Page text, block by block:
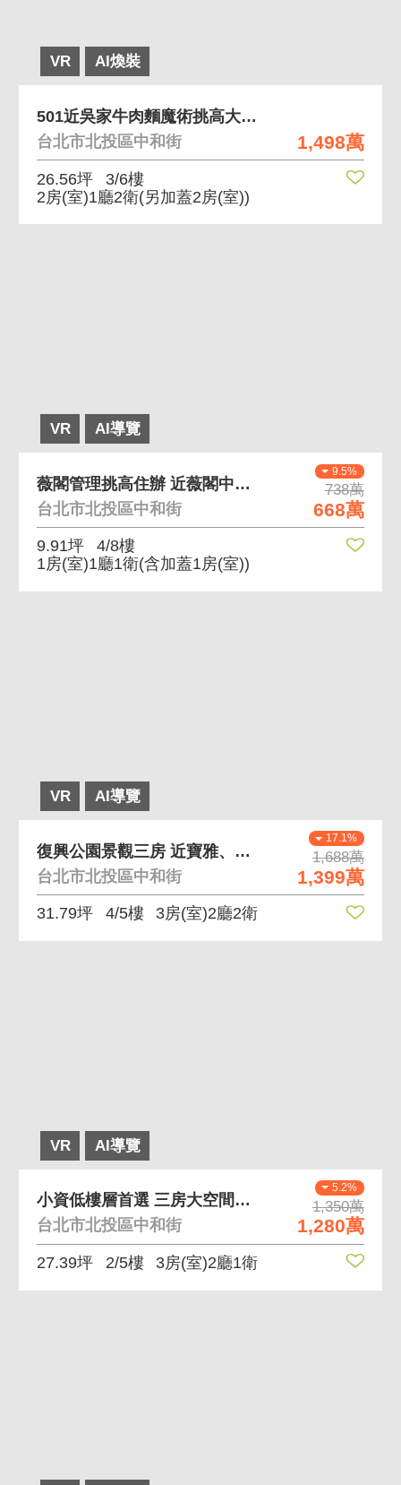
VR AI煥裝
1,498萬
501近吳家牛肉麵魔術挑高大空間採光棒
台北市北投區中和街
26.56坪
3/6樓
2房(室)1廳2衛(另加蓋2房(室))
VR AI導覽
9.5%
738萬
668萬
薇閣管理挑高住辦 近薇閣中學、有管理
台北市北投區中和街
9.91坪
4/8樓
1房(室)1廳1衛(含加蓋1房(室))
VR AI導覽
17.1%
1,688萬
1,399萬
復興公園景觀三房 近寶雅、健身房
台北市北投區中和街
31.79坪 4/5樓 3房(室)2廳2衛
VR AI導覽
5.2%
1,350萬
1,280萬
小資低樓層首選 三房大空間、輕裝潢可直接入住
台北市北投區中和街
27.39坪 2/5樓 3房(室)2廳1衛